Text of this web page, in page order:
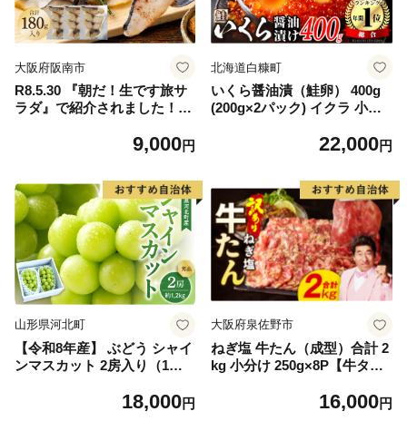
大阪府阪南市
R8.5.30 『朝だ！生です旅サ
ラダ』で紹介されました！朝
生ハム ×3パック（1パックあ
9,000円
北海道白糠町
いくら醤油漬（鮭卵） 400g
(200g×2パック) イクラ 小分
くら醤油漬け 鮭 鮭卵 ikura
大好評品 北海道 白糠町
22,000円
山形県河北町
【令和8年産】 ぶどう シャイ
ンマスカット 2房入り（1房6
産【山形eLab】 ka074-023-r
18,000円
大阪府泉佐野市
ねぎ塩 牛たん（成型）合計 2
kg 小分け 250g×8P【牛タン
16,000円